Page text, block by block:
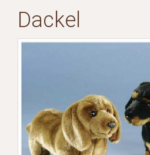
Dackel